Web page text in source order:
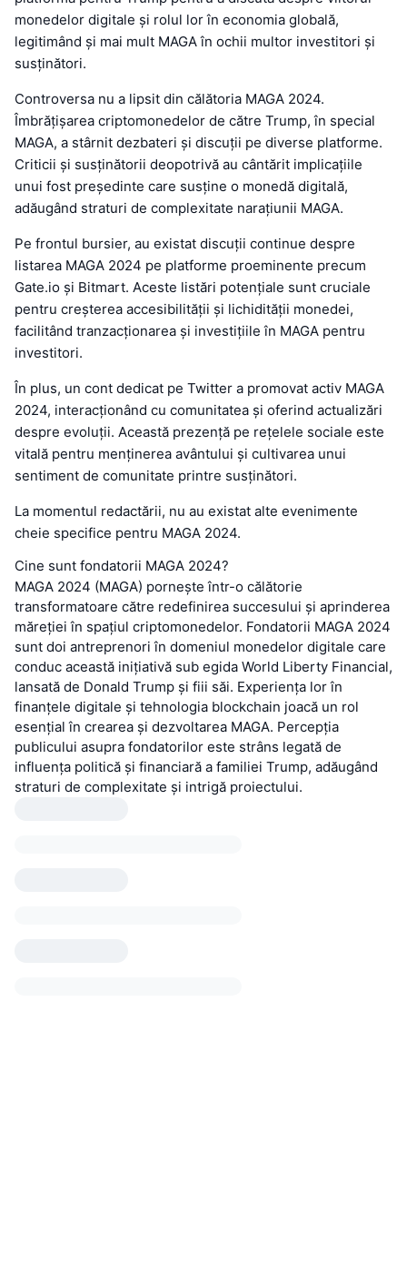
monedelor digitale și rolul lor în economia globală,
legitimând și mai mult MAGA în ochii multor investitori și
susținători.
Controversa nu a lipsit din călătoria MAGA 2024.
Îmbrățișarea criptomonedelor de către Trump, în special
MAGA, a stârnit dezbateri și discuții pe diverse platforme.
Criticii și susținătorii deopotrivă au cântărit implicațiile
unui fost președinte care susține o monedă digitală,
adăugând straturi de complexitate narațiunii MAGA.
Pe frontul bursier, au existat discuții continue despre
listarea MAGA 2024 pe platforme proeminente precum
Gate.io și Bitmart. Aceste listări potențiale sunt cruciale
pentru creșterea accesibilității și lichidității monedei,
facilitând tranzacționarea și investițiile în MAGA pentru
investitori.
În plus, un cont dedicat pe Twitter a promovat activ MAGA
2024, interacționând cu comunitatea și oferind actualizări
despre evoluții. Această prezență pe rețelele sociale este
vitală pentru menținerea avântului și cultivarea unui
sentiment de comunitate printre susținători.
La momentul redactării, nu au existat alte evenimente
cheie specifice pentru MAGA 2024.
Cine sunt fondatorii MAGA 2024?
MAGA 2024 (MAGA) pornește într-o călătorie
transformatoare către redefinirea succesului și aprinderea
măreției în spațiul criptomonedelor. Fondatorii MAGA 2024
sunt doi antreprenori în domeniul monedelor digitale care
conduc această inițiativă sub egida World Liberty Financial,
lansată de Donald Trump și fiii săi. Experiența lor în
finanțele digitale și tehnologia blockchain joacă un rol
esențial în crearea și dezvoltarea MAGA. Percepția
publicului asupra fondatorilor este strâns legată de
influența politică și financiară a familiei Trump, adăugând
straturi de complexitate și intrigă proiectului.